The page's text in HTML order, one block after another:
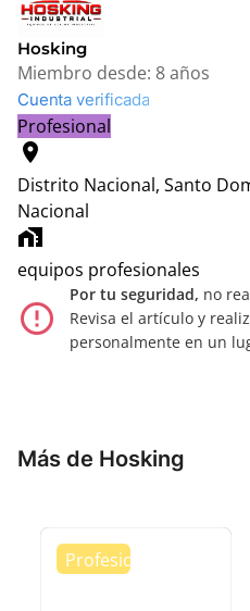
Hosking
Miembro desde: 8 años
Cuenta verificada
Profesional
location_on
Distrito Nacional, Santo
Nacional
home_work
equipos profesionales
error_outline
Por tu seguridad, no
Revisa el artículo y
personalmente en un
Más de Hosking